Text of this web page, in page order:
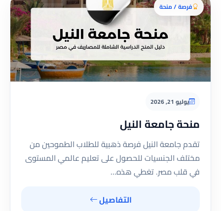
فرصة / منحة
يوليو 21, 2026
منحة جامعة النيل
تقدم جامعة النيل فرصة ذهبية للطلاب الطموحين من
مختلف الجنسيات للحصول على تعليم عالمي المستوى
في قلب مصر. تغطي هذه…
التفاصيل